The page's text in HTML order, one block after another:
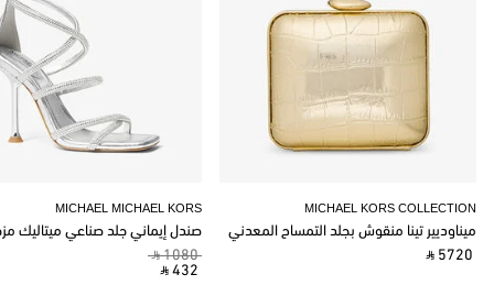
MICHAEL MICHAEL KORS
صندل إيماني جلد صناعي ميتاليك
‎ ⃁ 1080 ‎
‎ ⃁ 432 ‎
MICHAEL KORS COLLECTION
ميناوديير تينا منقوش بجلد التمساح المعدني
‎ ⃁ 5720 ‎